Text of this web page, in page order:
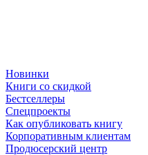
Новинки
Книги со скидкой
Бестселлеры
Спецпроекты
Как опубликовать книгу
Корпоративным клиентам
Продюсерский центр